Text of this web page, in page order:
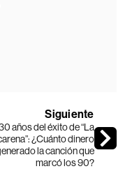
Siguiente
años del éxito de “La
¿Cuánto dinero
la canción que
marcó los 90?